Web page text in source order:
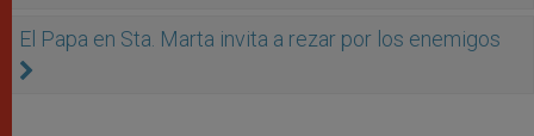
El Papa en Sta. Marta invita a rezar por los enemigos